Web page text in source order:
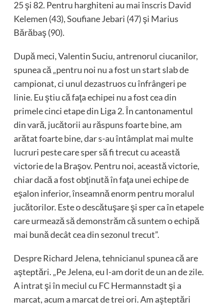
25 şi 82. Pentru harghiteni au mai înscris David
Kelemen (43), Soufiane Jebari (47) şi Marius
Bărăbaş (90).
După meci, Valentin Suciu, antrenorul ciucanilor,
spunea că „pentru noi nu a fost un start slab de
campionat, ci unul dezastruos cu înfrângeri pe
linie. Eu ştiu că faţa echipei nu a fost cea din
primele cinci etape din Liga 2. În cantonamentul
din vară, jucătorii au răspuns foarte bine, am
arătat foarte bine, dar s-au întâmplat mai multe
lucruri peste care sper să fi trecut cu această
victorie de la Braşov. Pentru noi, această victorie,
chiar dacă a fost obţinută în faţa unei echipe de
eşalon inferior, înseamnă enorm pentru moralul
jucătorilor. Este o descătuşare şi sper ca în etapele
care urmează să demonstrăm că suntem o echipă
mai bună decât cea din sezonul trecut”.
Despre Richard Jelena, tehnicianul spunea că are
aşteptări. „Pe Jelena, eu l-am dorit de un an de zile.
A intrat şi în meciul cu FC Hermannstadt şi a
marcat, acum a marcat de trei ori. Am aşteptări